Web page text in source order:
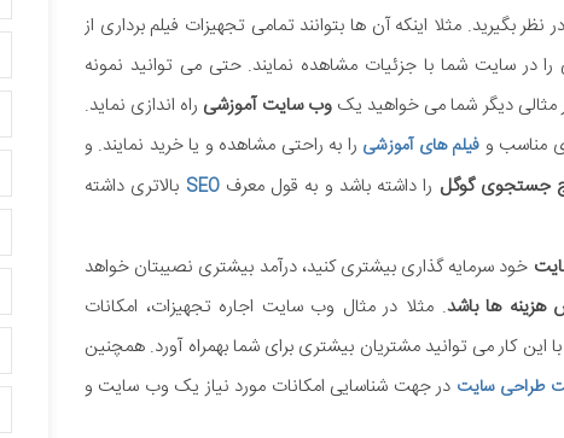
نظر بگیرید. مثلا اینکه آن ها بتوانند تمامی تجهیزات فیلم برداری از
را در سایت شما با جزئیات مشاهده نمایند. حتی می توانید نمونه
مثالی دیگر شما می خواهید یکوب سایت آموزشی راه اندازی نماید.
مناسب و فیلم های آموزشی را به راحتی مشاهده و یا خرید نمایند. و
جستجوی گوگل را داشته باشد و به قول معرفSEO بالاتری داشته
خود سرمایه گذاری بیشتری کنید، درآمد بیشتری نصیبتان خواهد
هزینه ها باشد. مثلا در مثال وب سایت اجاره تجهیزات، امکانات
این کار می توانید مشتریان بیشتری برای شما بهمراه آورد. همچنین
طراحی سایت در جهت شناسایی امکانات مورد نیاز یک وب سایت و